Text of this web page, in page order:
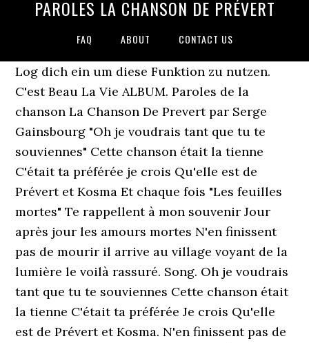
PAROLES LA CHANSON DE PRÉVERT
FAQ ABOUT CONTACT US
Log dich ein um diese Funktion zu nutzen.
C'est Beau La Vie ALBUM. Paroles de la
chanson La Chanson De Prevert par Serge
Gainsbourg "Oh je voudrais tant que tu te
souviennes" Cette chanson était la tienne
C'était ta préférée je crois Qu'elle est de
Prévert et Kosma Et chaque fois "Les feuilles
mortes" Te rappellent à mon souvenir Jour
après jour les amours mortes N'en finissent
pas de mourir il arrive au village voyant de la
lumière le voilà rassuré. Song. Oh je voudrais
tant que tu te souviennes Cette chanson était
la tienne C'était ta préférée Je crois Qu'elle
est de Prévert et Kosma. N'en finissent pas de